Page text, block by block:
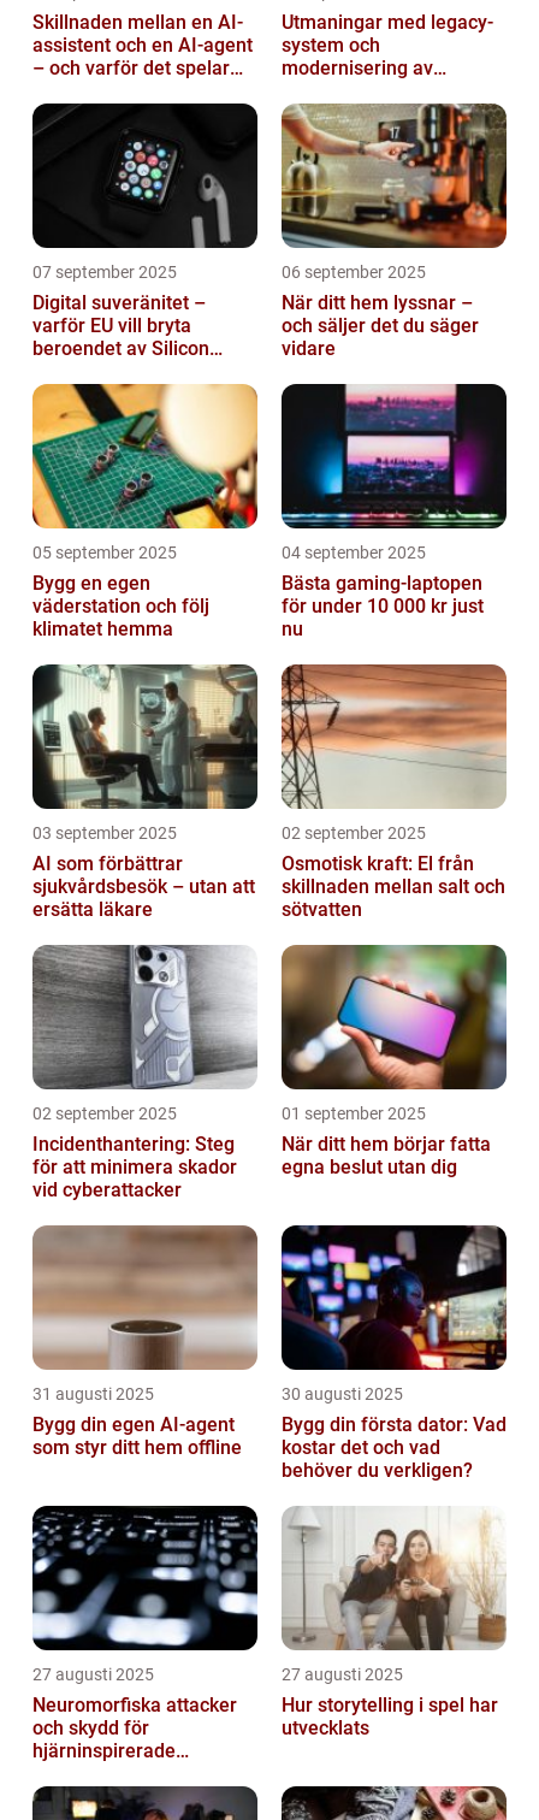
Skillnaden mellan en AI-
assistent och en AI-agent
– och varför det spelar
Utmaningar med legacy-
system och
modernisering av
07 september 2025
Digital suveränitet –
varför EU vill bryta
beroendet av Silicon
06 september 2025
När ditt hem lyssnar –
och säljer det du säger
vidare
05 september 2025
Bygg en egen
väderstation och följ
klimatet hemma
04 september 2025
Bästa gaming-laptopen
för under 10 000 kr just
nu
03 september 2025
AI som förbättrar
sjukvårdsbesök – utan att
ersätta läkare
02 september 2025
Osmotisk kraft: El från
skillnaden mellan salt och
sötvatten
02 september 2025
Incidenthantering: Steg
för att minimera skador
vid cyberattacker
01 september 2025
När ditt hem börjar fatta
egna beslut utan dig
31 augusti 2025
Bygg din egen AI-agent
som styr ditt hem offline
30 augusti 2025
Bygg din första dator: Vad
kostar det och vad
behöver du verkligen?
27 augusti 2025
Neuromorfiska attacker
och skydd för
hjärninspirerade
27 augusti 2025
Hur storytelling i spel har
utvecklats